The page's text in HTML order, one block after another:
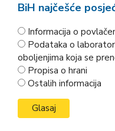
BiH najčešće
Informacija o
Podataka o
oboljenjima koja se
Propisa o hrani
Ostalih informacija